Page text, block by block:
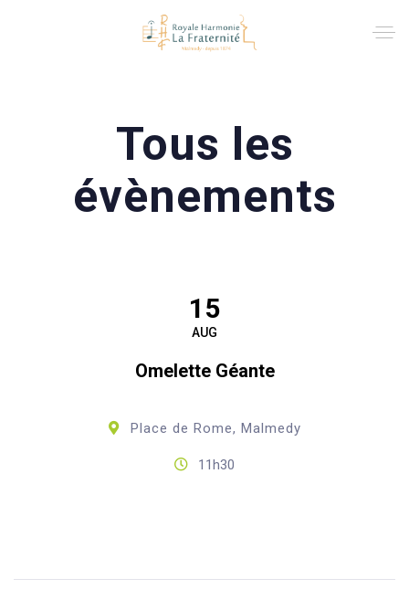
Tous les
évènements
15
AUG
Omelette Géante
Place de Rome, Malmedy
11h30